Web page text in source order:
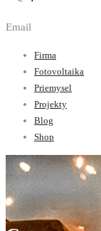
Email
Firma
Fotovoltaika
Priemysel
Projekty
Blog
Shop